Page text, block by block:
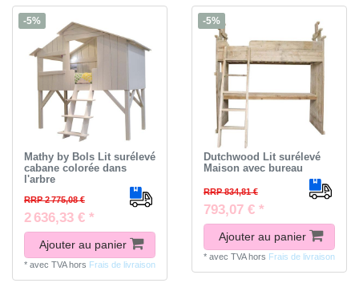
-5%
Mathy by Bols Lit surélevé
cabane colorée dans
l'arbre
RRP 2 775,08 €
2 636,33 € *
Ajouter au panier
* avec TVAhors Frais de livraison
-5%
Dutchwood Lit surélevé
Maison avec bureau
RRP 834,81 €
793,07 € *
Ajouter au panier
* avec TVAhors Frais de livraison